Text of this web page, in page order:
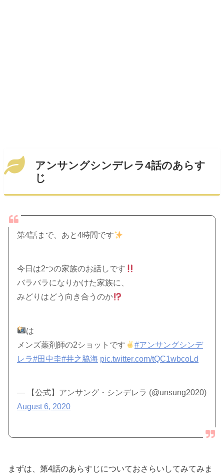
アンサングシンデレラ4話のあらす
じ
第4話まで、あと4時間です
今日は2つの家族のお話しです
バラバラになりかけた家族に、
みどりはどう向き合うのか
は
メンズ薬剤師の2ショットです
#アンサングシンデ
レラ#田中圭#井之脇海 pic.twitter.com/tQC1wbcoLd
— 【公式】アンサング・シンデレラ (@unsung2020)
August 6, 2020
まずは、第4話のあらすじについておさらいしてみてみま